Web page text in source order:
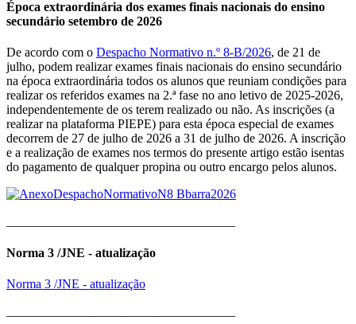
Época extraordinária dos exames finais nacionais do ensino
secundário setembro de 2026
De acordo com o Despacho Normativo n.º 8-B/2026, de 21 de
julho, podem realizar exames finais nacionais do ensino secundário
na época extraordinária todos os alunos que reuniam condições para
realizar os referidos exames na 2.ª fase no ano letivo de 2025-2026,
independentemente de os terem realizado ou não. As inscrições (a
realizar na plataforma PIEPE) para esta época especial de exames
decorrem de 27 de julho de 2026 a 31 de julho de 2026. A inscrição
e a realização de exames nos termos do presente artigo estão isentas
do pagamento de qualquer propina ou outro encargo pelos alunos.
Norma 3 /JNE - atualização
Norma 3 /JNE - atualização